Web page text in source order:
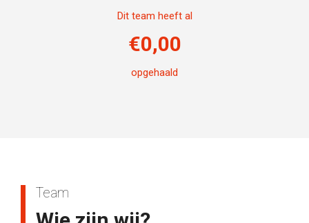
Dit team heeft al
€0,00
opgehaald
Team